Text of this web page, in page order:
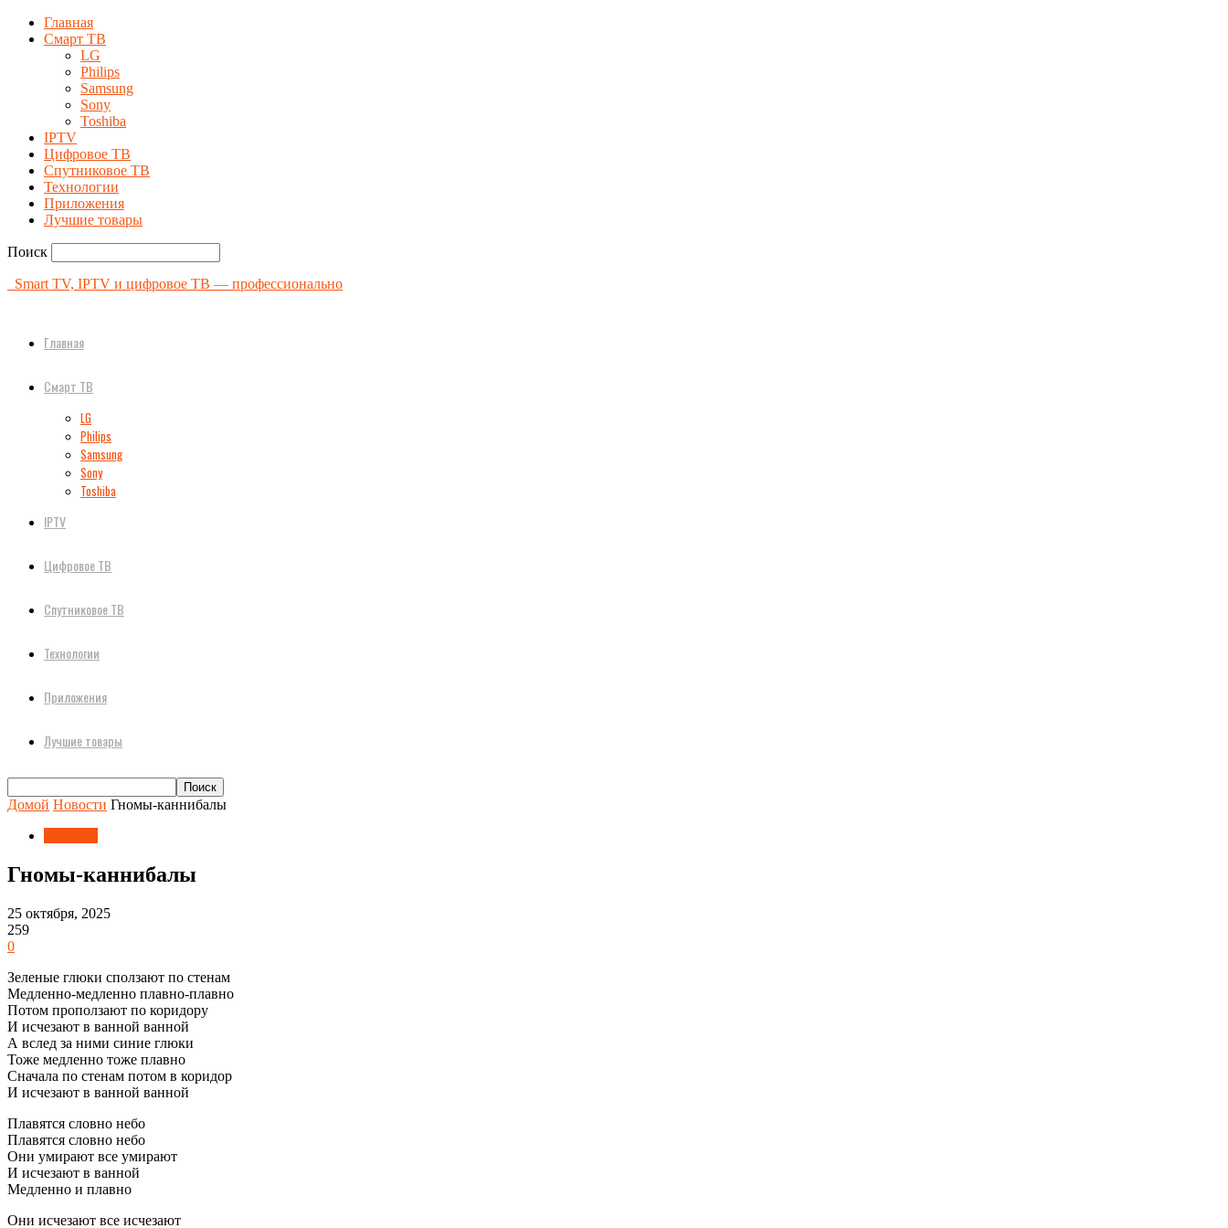
Главная
Смарт ТВ
LG
Philips
Samsung
Sony
Toshiba
IPTV
Цифровое ТВ
Спутниковое ТВ
Технологии
Приложения
Лучшие товары
Поиск
Smart TV, IPTV и цифровое ТВ — профессионально
Главная
Смарт ТВ
LG
Philips
Samsung
Sony
Toshiba
IPTV
Цифровое ТВ
Спутниковое ТВ
Технологии
Приложения
Лучшие товары
Домой Новости Гномы-каннибалы
Гномы-каннибалы
25 октября, 2025
259
0
Зеленые глюки сползают по стенам
Медленно-медленно плавно-плавно
Потом проползают по коридору
И исчезают в ванной ванной
А вслед за ними синие глюки
Тоже медленно тоже плавно
Сначала по стенам потом в коридор
И исчезают в ванной ванной
Плавятся словно небо
Плавятся словно небо
Они умирают все умирают
И исчезают в ванной
Медленно и плавно
Они исчезают все исчезают